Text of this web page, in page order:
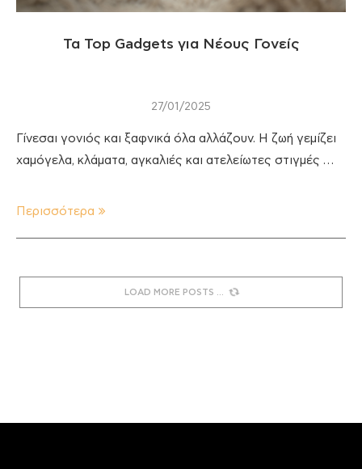
Τα Top Gadgets για Νέους Γονείς
27/01/2025
Γίνεσαι γονιός και ξαφνικά όλα αλλάζουν. Η ζωή γεμίζει
χαμόγελα, κλάματα, αγκαλιές και ατελείωτες στιγμές …
Περισσότερα
LOAD MORE POSTS